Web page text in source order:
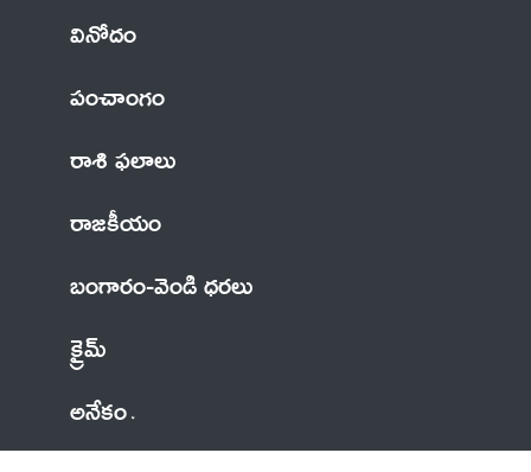
వినోదం
పంచాంగం
రాశి ఫలాలు
రాజకీయం
బంగారం-వెండి ధరలు
క్రైమ్
అనేకం